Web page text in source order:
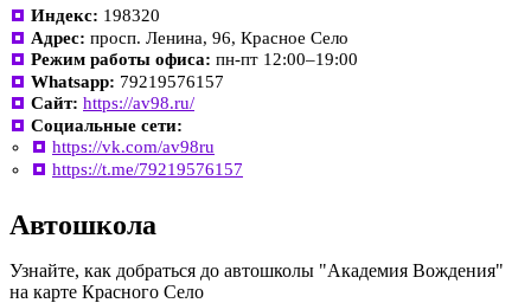
Индекс: 198320
Адрес: просп. Ленина, 96, Красное Село
Режим работы офиса: пн-пт 12:00–19:00
Whatsapp: 79219576157
Сайт: https://av98.ru/
Социальные сети:
https://vk.com/av98ru
https://t.me/79219576157
Автошкола
Узнайте, как добраться до автошколы "Академия Вождения"
на карте Красного Село